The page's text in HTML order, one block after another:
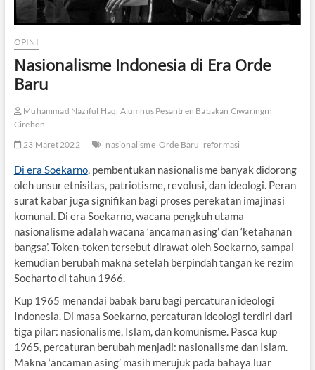
OPINI
Nasionalisme Indonesia di Era Orde
Baru
Muhammad Naziful Haq, Alumnus Pesantren Babakan Ciwaringin
Cirebon.
23 Maret 2022
nasionalisme Orde Baru reformasi
Di era Soekarno, pembentukan nasionalisme banyak didorong
oleh unsur etnisitas, patriotisme, revolusi, dan ideologi. Peran
surat kabar juga signifikan bagi proses perekatan imajinasi
komunal. Di era Soekarno, wacana pengkuh utama
nasionalisme adalah wacana ‘ancaman asing’ dan ‘ketahanan
bangsa’. Token-token tersebut dirawat oleh Soekarno, sampai
kemudian berubah makna setelah berpindah tangan ke rezim
Soeharto di tahun 1966.
Kup 1965 menandai babak baru bagi percaturan ideologi
Indonesia. Di masa Soekarno, percaturan ideologi terdiri dari
tiga pilar: nasionalisme, Islam, dan komunisme. Pasca kup
1965, percaturan berubah menjadi: nasionalisme dan Islam.
Makna ‘ancaman asing’ masih merujuk pada bahaya luar